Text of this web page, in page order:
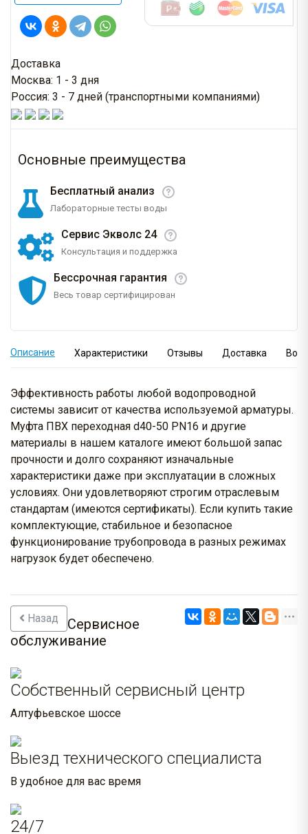
Доставка
Москва: 1 - 3 дня
Россия: 3 - 7 дней (транспортными компаниями)
Основные преимущества
Бесплатный анализ
Лабораторные тесты воды
Сервис Экволс 24
Консультация и поддержка
Бессрочная гарантия
Весь товар сертифицирован
Описание Характеристики Отзывы Доставка
Эффективность работы любой водопроводной
системы зависит от качества используемой арматуры.
Муфта ПВХ переходная d40-50 PN16 и другие
материалы в нашем каталоге имеют большой запас
прочности и долго сохраняют изначальные
характеристики даже при эксплуатации в сложных
условиях. Они удовлетворяют строгим отраслевым
стандартам (имеются сертификаты). Если купить такие
комплектующие, стабильное и безопасное
функционирование трубопровода в разных режимах
нагрузок будет обеспечено.
Назад
Сервисное
обслуживание
Собственный сервисный центр
Алтуфьевское шоссе
Выезд технического специалиста
В удобное для вас время
24/7